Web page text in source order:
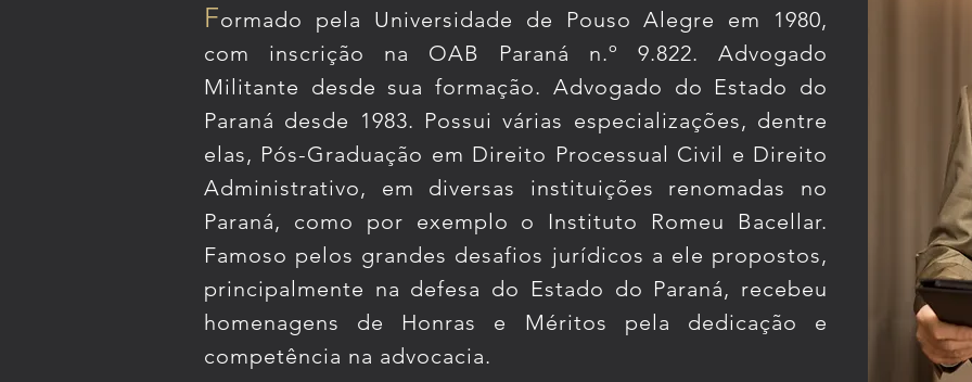
Formado pela Universidade de Pouso Alegre em 1980,
com inscrição na OAB Paraná n.º 9.822. Advogado
Militante desde sua formação. Advogado do Estado do
Paraná desde 1983. Possui várias especializações, dentre
elas, Pós-Graduação em Direito Processual Civil e Direito
Administrativo, em diversas instituições renomadas no
Paraná, como por exemplo o Instituto Romeu Bacellar.
Famoso pelos grandes desafios jurídicos a ele propostos,
principalmente na defesa do Estado do Paraná, recebeu
homenagens de Honras e Méritos pela dedicação e
competência na advocacia.